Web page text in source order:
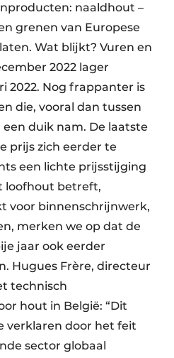
naaldhout –
grenen van Europese
Wat blijkt? Vuren en
2022 lager
2022. Nog frappanter is
die, vooral dan tussen
duik nam. De laatste
prijs zich eerder te
een lichte prijsstijging
loofhout betreft,
voor binnenschrijnwerk,
merken we op dat de
jaar ook eerder
Hugues Frère, directeur
technisch
hout in België: “Dit
verklaren door het feit
sector globaal